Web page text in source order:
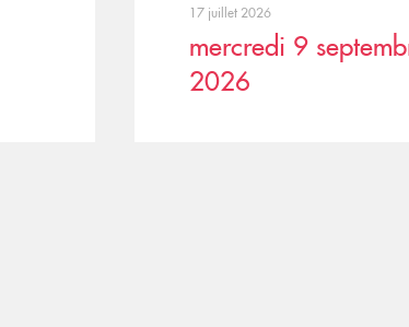
17 juillet 2026
mercredi 9
2026